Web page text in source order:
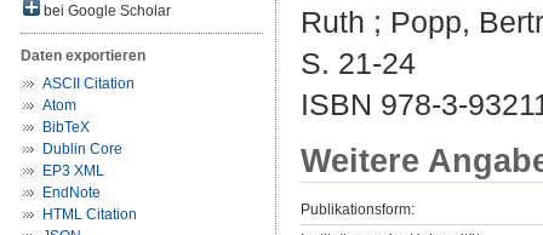
bei Google Scholar
Daten exportieren
ASCII Citation
Atom
BibTeX
Dublin Core
EP3 XML
EndNote
HTML Citation
Ruth ; Popp,
S. 21-24
ISBN 978-3-
Weitere
Publikationsform: